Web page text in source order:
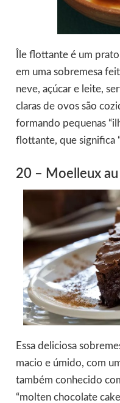
Île flottante é um
em uma sobremesa
neve, açúcar e leite,
claras de ovos são
formando pequenas
flottante, que significa
20 – Moelleux
Essa deliciosa
macio e úmido, com
também conhecido
“molten chocolate